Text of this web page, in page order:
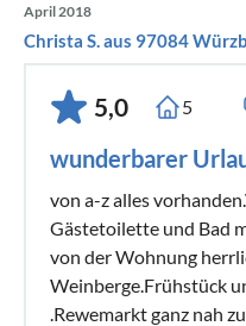
April 2018
Christa S. aus 97084
5,0 5
wunderbarer
von a-z alles
Gästetoilette und Bad
von der Wohnung
Weinberge.Frühstück
.Rewemarkt ganz nah